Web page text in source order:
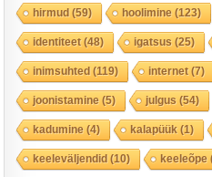
hirmud(59) hoolimine (123)
identiteet(48) igatsus (25)
inimsuhted(119) internet(7)
joonistamine (5) julgus (54)
kadumine (4) kalapüük (1)
keeleväljendid(10) keeleõpe